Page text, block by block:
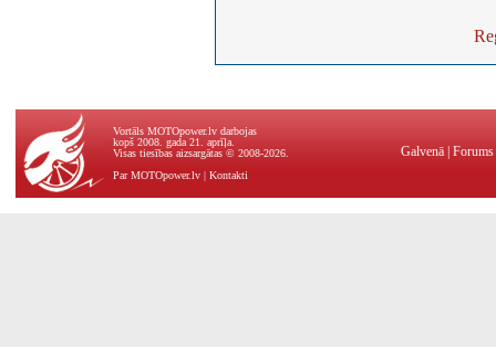
Vortāls MOTOpower.lv darbojas
kopš 2008. gada 21. aprīļa.
Visas tiesības aizsargātas © 2008-2026.
Par MOTOpower.lv | Kontakti
Galvenā Forums